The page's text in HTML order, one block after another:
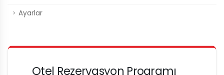
Ayarlar
Otel Rezervasyon Programı